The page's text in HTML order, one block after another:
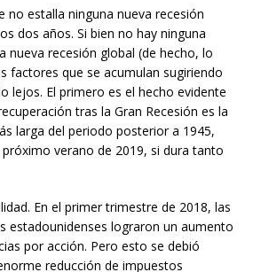
no estalla ninguna nueva recesión
dos años. Si bien no hay ninguna
nueva recesión global (de hecho, lo
factores que se acumulan sugiriendo
lejos. El primero es el hecho evidente
tras la Gran Recesión es la
larga del periodo posterior a 1945,
verano de 2019, si dura tanto
En el primer trimestre de 2018, las
estadounidenses lograron un aumento
por acción. Pero esto se debió
reducción de impuestos